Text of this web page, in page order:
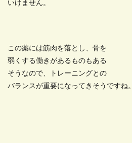
いけません。
この薬には筋肉を落とし、骨を
弱くする働きがあるものもある
そうなので、トレーニングとの
バランスが重要になってきそうですね。